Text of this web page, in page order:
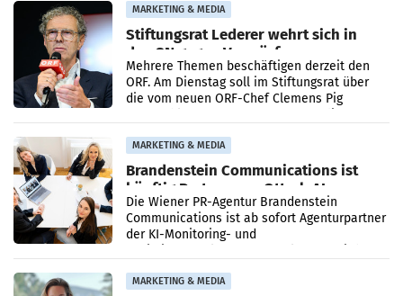
MARKETING & MEDIA
Stiftungsrat Lederer wehrt sich in
den SN gegen Vorwürfe
Mehrere Themen beschäftigen derzeit den
ORF. Am Dienstag soll im Stiftungsrat über
die vom neuen ORF-Chef Clemens Pig
MARKETING & MEDIA
Brandenstein Communications ist
künftig Partner von OtterlyAI
Die Wiener PR-Agentur Brandenstein
Communications ist ab sofort Agenturpartner
der KI-Monitoring- und
MARKETING & MEDIA